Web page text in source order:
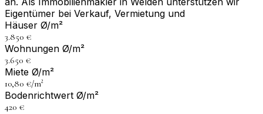
Eigentümer bei Verkauf, Vermietung und
Häuser Ø/m²
3.850 €
Wohnungen Ø/m²
3.650 €
Miete Ø/m²
10,80 €/m²
Bodenrichtwert Ø/m²
420 €